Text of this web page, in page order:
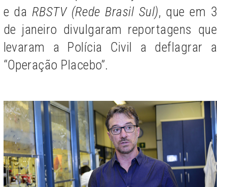
e da RBSTV (Rede Brasil Sul), que em 3
de janeiro divulgaram reportagens que
levaram a Polícia Civil a deflagrar a
“Operação Placebo”.